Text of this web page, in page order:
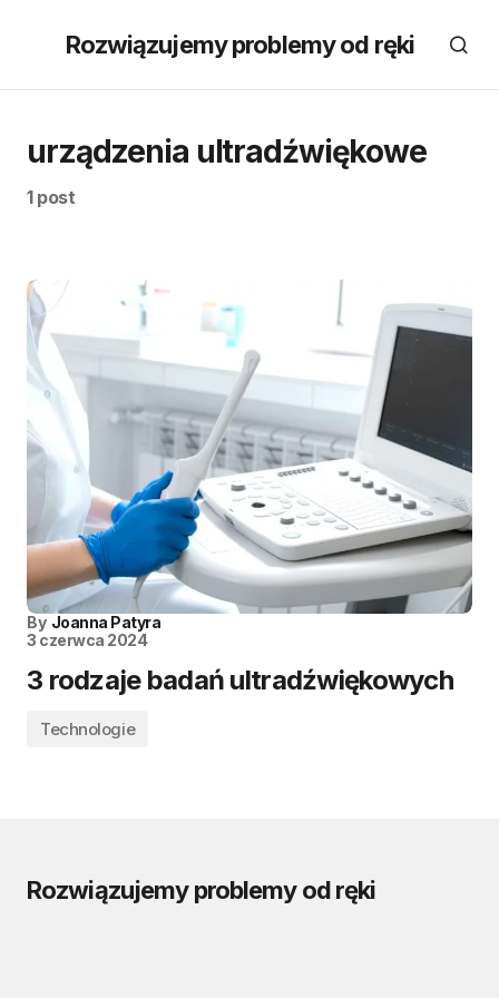
Rozwiązujemy problemy od ręki
urządzenia ultradźwiękowe
1 post
By Joanna Patyra
3 czerwca 2024
3 rodzaje badań ultradźwiękowych
Technologie
Rozwiązujemy problemy od ręki